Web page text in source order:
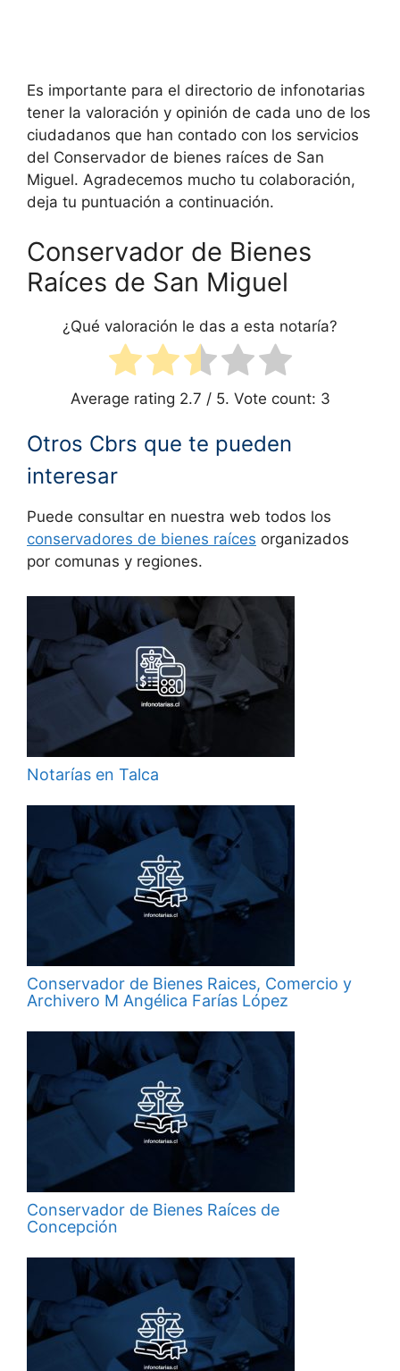
Es importante para el directorio de infonotarias
tener la valoración y opinión de cada uno de los
ciudadanos que han contado con los servicios
del Conservador de bienes raíces de San
Miguel. Agradecemos mucho tu colaboración,
deja tu puntuación a continuación.
Conservador de Bienes
Raíces de San Miguel
¿Qué valoración le das a esta notaría?
Average rating 2.7 / 5. Vote count: 3
Otros Cbrs que te pueden
interesar
Puede consultar en nuestra web todos los
conservadores de bienes raíces organizados
por comunas y regiones.
Notarías en Talca
Conservador de Bienes Raices, Comercio y
Archivero M Angélica Farías López
Conservador de Bienes Raíces de
Concepción